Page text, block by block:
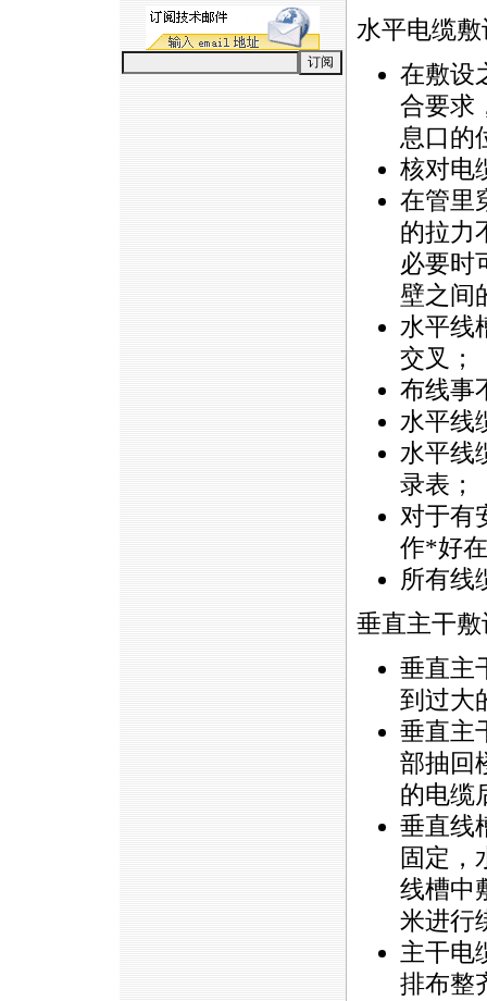
水平电缆敷
在敷设
合要求
息口的
核对电
在管里
的拉力
必要时
壁之间
水平线
交叉；
布线事
水平线
水平线
录表；
对于有
作*好
所有线
垂直主干敷
垂直主
到过大
垂直主
部抽回
的电缆
垂直线
固定，
线槽中
米进行
主干电
排布整